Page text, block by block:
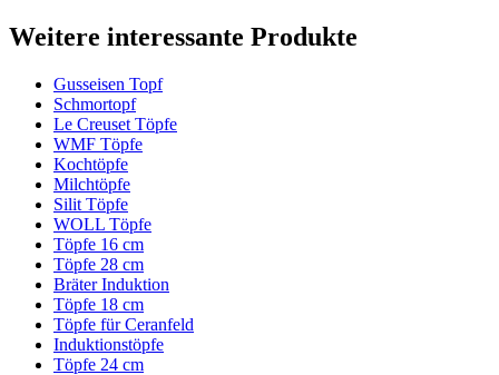
Weitere interessante Produkte
Gusseisen Topf
Schmortopf
Le Creuset Töpfe
WMF Töpfe
Kochtöpfe
Milchtöpfe
Silit Töpfe
WOLL Töpfe
Töpfe 16 cm
Töpfe 28 cm
Bräter Induktion
Töpfe 18 cm
Töpfe für Ceranfeld
Induktionstöpfe
Töpfe 24 cm